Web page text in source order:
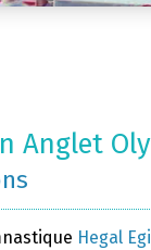
Anglet
Hegal